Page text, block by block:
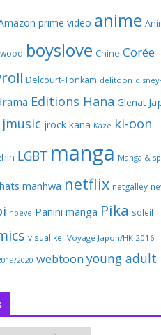
prime video anime
boyslove Chine Corée
Delcourt-Tonkam delitoon
Editions Hana Glenat
jmusic jrock kana Kaze ki-oon
LGBT manga Manga &
manhwa netflix netgalley
noeve Panini manga Pika soleil
visual kei Voyage Japon/HK 2016
2020 webtoon young adult